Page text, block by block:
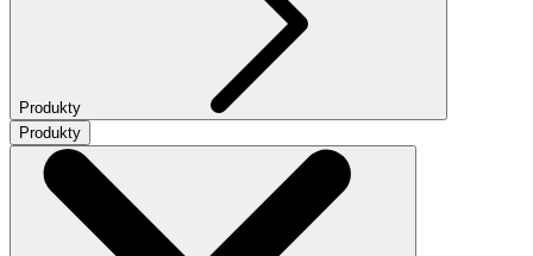
Produkty
Produkty